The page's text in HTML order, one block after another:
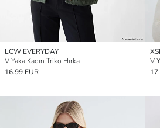
LCW EVERYDAY
V Yaka Kadın Triko Hırka
16.99 EUR
V